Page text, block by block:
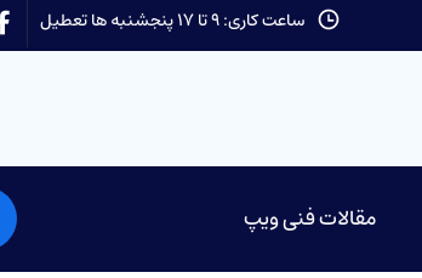
ساعت کاری: 9 تا 17 پنجشنبه ها تعطیل
مقالات فنی ویپ